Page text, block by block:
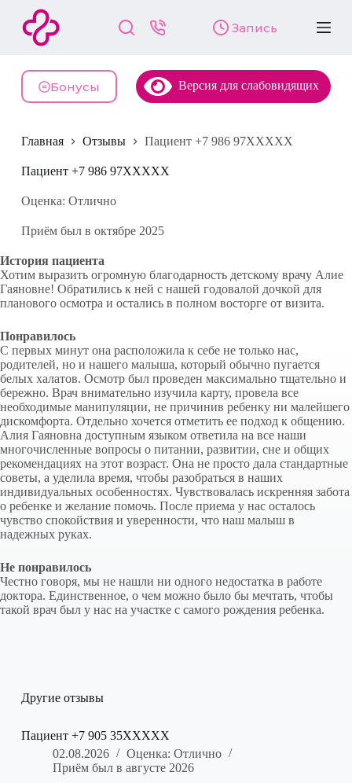
й
и
у
и
Запись
Бонусы Версия для слабовидящих
Главная Отзывы Пациент +7 986 97XXXXX
Пациент +7 986 97XXXXX
Оценка: Отлично
Приём был в октябре 2025
История пациента
Хотим выразить огромную благодарность детскому врачу Алие
Гаяновне! Обратились к ней с нашей годовалой дочкой для
планового осмотра и остались в полном восторге от визита.
Понравилось
С первых минут она расположила к себе не только нас,
родителей, но и нашего малыша, который обычно пугается
белых халатов. Осмотр был проведен максимально тщательно и
бережно. Врач внимательно изучила карту, провела все
необходимые манипуляции, не причинив ребенку ни малейшего
дискомфорта. Отдельно хочется отметить ее подход к общению.
Алия Гаяновна доступным языком ответила на все наши
многочисленные вопросы о питании, развитии, сне и общих
рекомендациях на этот возраст. Она не просто дала стандартные
советы, а уделила время, чтобы разобраться в наших
индивидуальных особенностях. Чувствовалась искренняя забота
о ребенке и желание помочь. После приема у нас осталось
чувство спокойствия и уверенности, что наш малыш в
надежных руках.
Не понравилось
Честно говоря, мы не нашли ни одного недостатка в работе
доктора. Единственное, о чем можно было бы мечтать, чтобы
такой врач был у нас на участке с самого рождения ребенка.
Другие отзывы
Пациент +7 905 35XXXXX
02.08.2026
Оценка: Отлично
Приём был в августе 2026